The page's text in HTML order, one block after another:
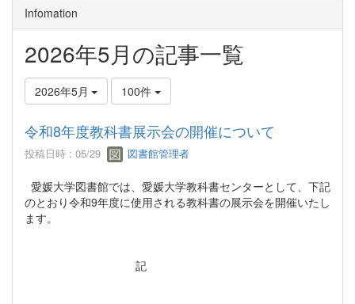
Infomation
2026年5月の記事一覧
2026年5月 100件
令和8年度教科書展示会の開催について
投稿日時 : 05/29 図書館管理者
愛媛大学図書館では、愛媛大学教科書センターとして、下記
のとおり令和9年度に使用される教科書の展示会を開催いたし
ます。
記